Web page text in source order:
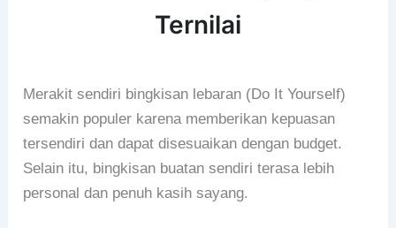
Ternilai
Merakit sendiri bingkisan lebaran (Do It Yourself)
semakin populer karena memberikan kepuasan
tersendiri dan dapat disesuaikan dengan budget.
Selain itu, bingkisan buatan sendiri terasa lebih
personal dan penuh kasih sayang.